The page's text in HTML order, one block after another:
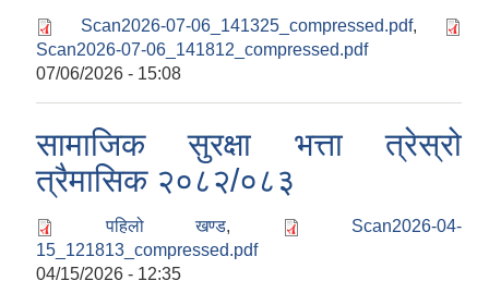
Scan2026-07-06_141325_compressed.pdf,
Scan2026-07-06_141812_compressed.pdf
07/06/2026 - 15:08
सामाजिक सुरक्षा भत्ता त्रेस्रो
त्रैमासिक २०८२/०८३
पहिलो खण्ड,
Scan2026-04-
15_121813_compressed.pdf
04/15/2026 - 12:35